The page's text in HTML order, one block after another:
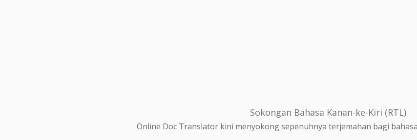
Sokongan Bahasa Kanan-ke-Kiri (RTL)
Online Doc Translator kini menyokong sepenuhnya terjemahan bagi